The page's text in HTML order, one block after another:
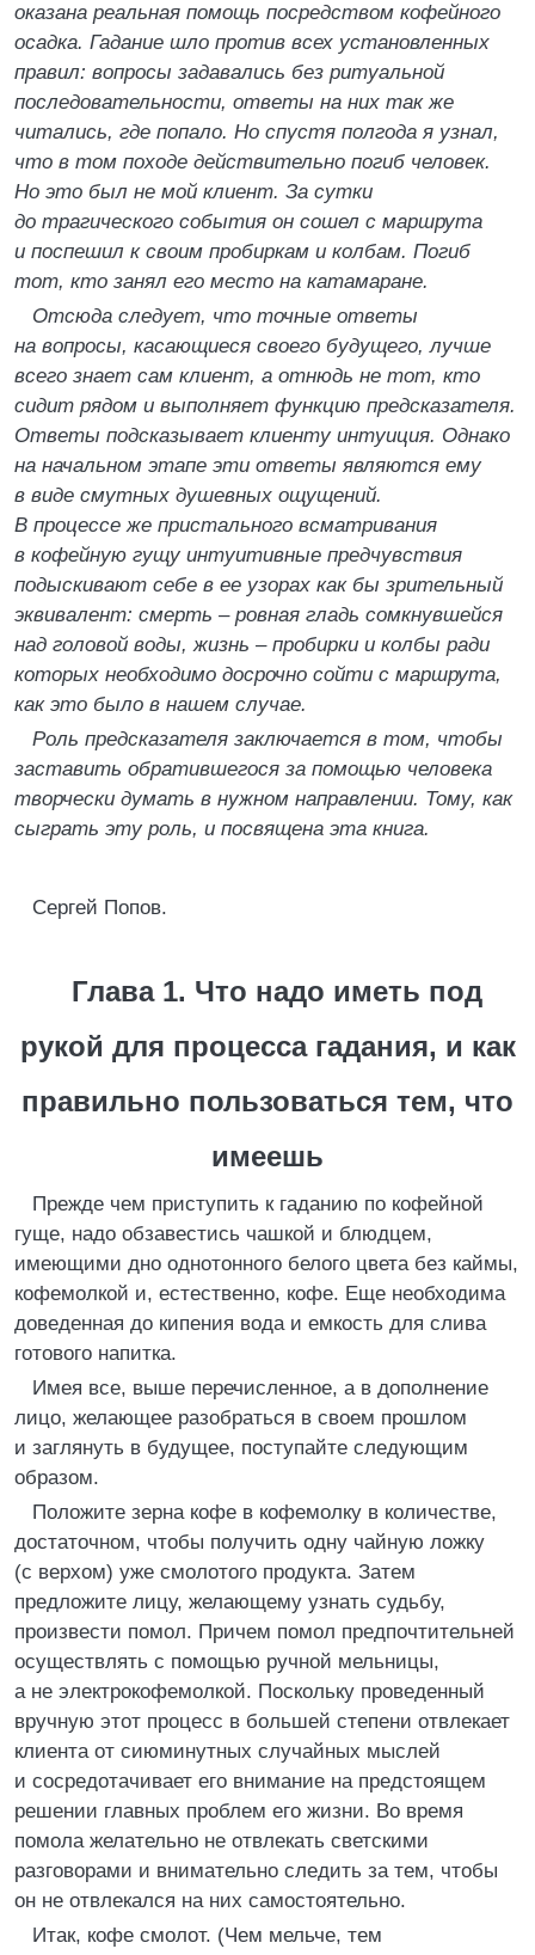
оказана реальная помощь посредством кофейного
осадка. Гадание шло против всех установленных
правил: вопросы задавались без ритуальной
последовательности, ответы на них так же
читались, где попало. Но спустя полгода я узнал,
что в том походе действительно погиб человек.
Но это был не мой клиент. За сутки
до трагического события он сошел с маршрута
и поспешил к своим пробиркам и колбам. Погиб
тот, кто занял его место на катамаране.
Отсюда следует, что точные ответы
на вопросы, касающиеся своего будущего, лучше
всего знает сам клиент, а отнюдь не тот, кто
сидит рядом и выполняет функцию предсказателя.
Ответы подсказывает клиенту интуиция. Однако
на начальном этапе эти ответы являются ему
в виде смутных душевных ощущений.
В процессе же пристального всматривания
в кофейную гущу интуитивные предчувствия
подыскивают себе в ее узорах как бы зрительный
эквивалент: смерть – ровная гладь сомкнувшейся
над головой воды, жизнь – пробирки и колбы ради
которых необходимо досрочно сойти с маршрута,
как это было в нашем случае.
Роль предсказателя заключается в том, чтобы
заставить обратившегося за помощью человека
творчески думать в нужном направлении. Тому, как
сыграть эту роль, и посвящена эта книга.
Сергей Попов.
Глава 1. Что надо иметь под
рукой для процесса гадания, и как
правильно пользоваться тем, что
имеешь
Прежде чем приступить к гаданию по кофейной
гуще, надо обзавестись чашкой и блюдцем,
имеющими дно однотонного белого цвета без каймы,
кофемолкой и, естественно, кофе. Еще необходима
доведенная до кипения вода и емкость для слива
готового напитка.
Имея все, выше перечисленное, а в дополнение
лицо, желающее разобраться в своем прошлом
и заглянуть в будущее, поступайте следующим
образом.
Положите зерна кофе в кофемолку в количестве,
достаточном, чтобы получить одну чайную ложку
(с верхом) уже смолотого продукта. Затем
предложите лицу, желающему узнать судьбу,
произвести помол. Причем помол предпочтительней
осуществлять с помощью ручной мельницы,
а не электрокофемолкой. Поскольку проведенный
вручную этот процесс в большей степени отвлекает
клиента от сиюминутных случайных мыслей
и сосредотачивает его внимание на предстоящем
решении главных проблем его жизни. Во время
помола желательно не отвлекать светскими
разговорами и внимательно следить за тем, чтобы
он не отвлекался на них самостоятельно.
Итак, кофе смолот. (Чем мельче, тем